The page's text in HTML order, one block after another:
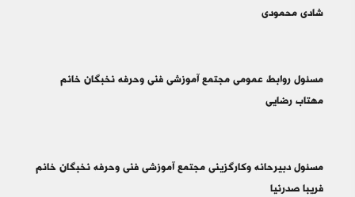
شادی محمودی
مسئول روابط عمومی مجتمع آموزشی فنی وحرفه نخبگان خانم
مهتاب رضایی
مسئول دبیرحانه وکارگزینی مجتمع آموزشی فنی وحرفه نخبگان خانم
فریبا صدرنیا